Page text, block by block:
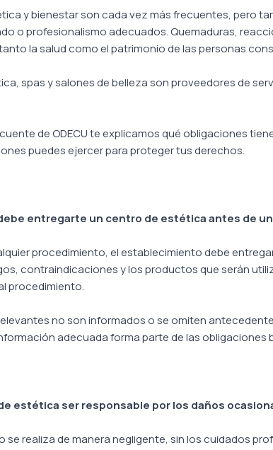
y bienestar son cada vez más frecuentes, pero
o profesionalismo adecuados. Quemaduras,
la salud como el patrimonio de las personas
spas y salones de belleza son proveedores de
de ODECU te explicamos qué obligaciones
puedes ejercer para proteger tus derechos.
entregarte un centro de estética antes de
procedimiento, el establecimiento debe
contraindicaciones y los productos que serán
procedimiento.
no son informados o se omiten
adecuada forma parte de las obligaciones
estética ser responsable por los daños
se realiza de manera negligente, sin los cuidados